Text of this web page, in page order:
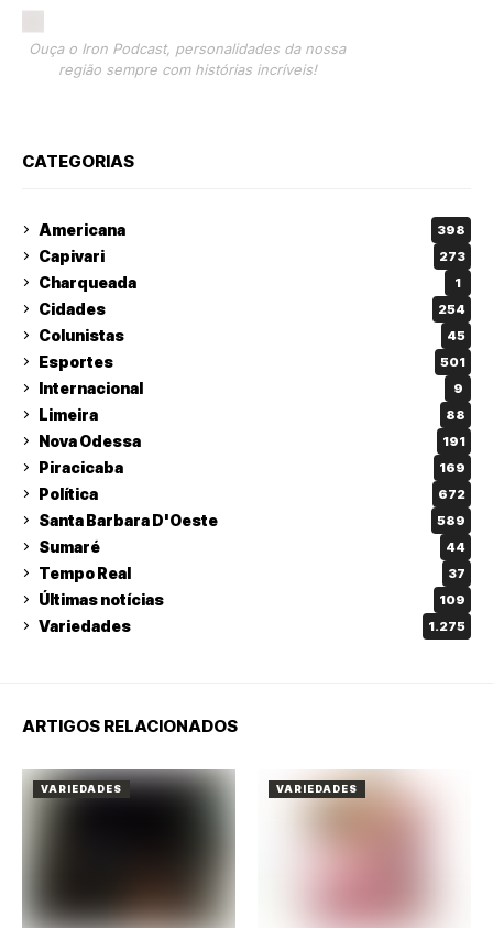
Ouça o Iron Podcast, personalidades da nossa
região sempre com histórias incríveis!
CATEGORIAS
Americana 398
Capivari 273
Charqueada 1
Cidades 254
Colunistas 45
Esportes 501
Internacional 9
Limeira 88
Nova Odessa 191
Piracicaba 169
Política 672
Santa Barbara D'Oeste 589
Sumaré 44
Tempo Real 37
Últimas notícias 109
Variedades 1.275
ARTIGOS RELACIONADOS
VARIEDADES VARIEDADES